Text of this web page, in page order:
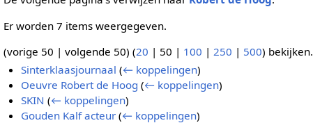
Er worden 7 items weergegeven.
(vorige 50 |volgende 50) (20 | 50 | 100 | 250 | 500) bekijken.
Sinterklaasjournaal (← koppelingen)
Oeuvre Robert de Hoog (← koppelingen)
SKIN (← koppelingen)
Gouden Kalf acteur (← koppelingen)